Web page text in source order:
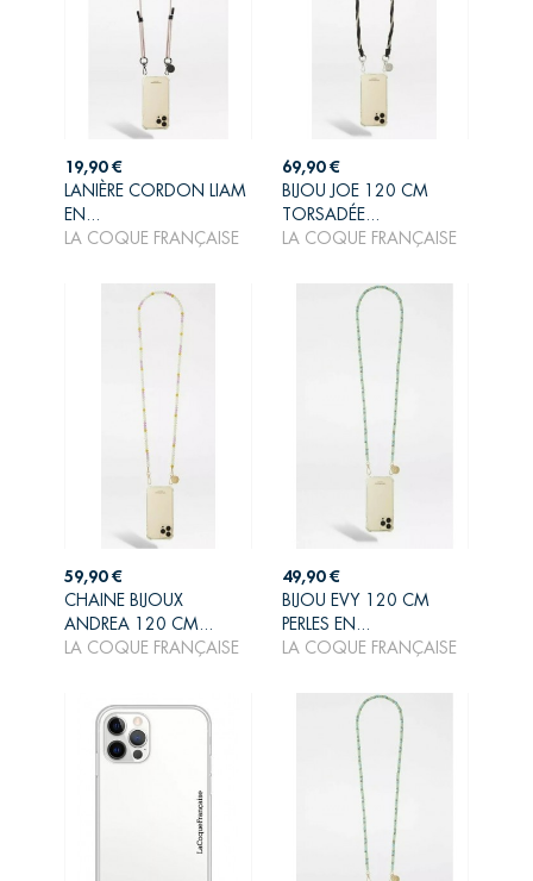
Prix
19,90 €
LANIÈRE CORDON LIAM
EN...
LA COQUE FRANÇAISE
AJOUTER AU
Prix
69,90 €
BIJOU JOE 120 CM
TORSADÉE...
LA COQUE FRANÇAISE
AJOUTER AU
PANIER
Prix
59,90 €
CHAINE BIJOUX
ANDREA 120 CM...
LA COQUE FRANÇAISE
AJOUTER AU
PANIER
Prix
49,90 €
BIJOU EVY 120 CM
PERLES EN...
LA COQUE FRANÇAISE
AJOUTER AU
PANIER